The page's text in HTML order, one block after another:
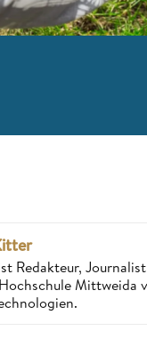
Redakteur,